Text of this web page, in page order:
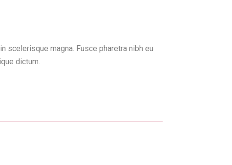
scelerisque magna. Fusce pharetra nibh eu
dictum.